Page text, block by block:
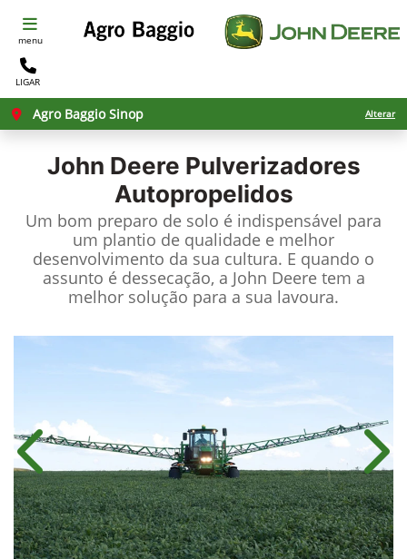
menu
LIGAR
Agro Baggio Sinop Alterar
John Deere Pulverizadores
Autopropelidos
Um bom preparo de solo é indispensável para
um plantio de qualidade e melhor
desenvolvimento da sua cultura. E quando o
assunto é dessecação, a John Deere tem a
melhor solução para a sua lavoura.
Anterior